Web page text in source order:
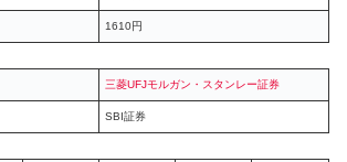
1610円
三菱UFJモルガン・スタンレー証券
SBI証券